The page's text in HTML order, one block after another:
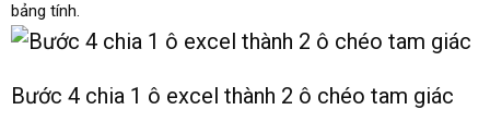
bảng tính.
Bước 4 chia 1 ô excel thành 2 ô chéo tam giác